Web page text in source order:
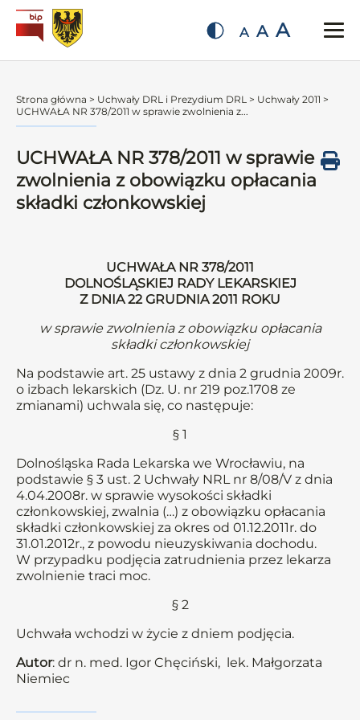
A A A
Strona główna > Uchwały DRL i Prezydium DRL > Uchwały 2011 >
UCHWAŁA NR 378/2011 w sprawie zwolnienia z...
UCHWAŁA NR 378/2011 w sprawie
zwolnienia z obowiązku opłacania
składki członkowskiej
UCHWAŁA NR 378/2011
DOLNOŚLĄSKIEJ RADY LEKARSKIEJ
Z DNIA 22 GRUDNIA 2011 ROKU
w sprawie zwolnienia z obowiązku opłacania
składki członkowskiej
Na podstawie art. 25 ustawy z dnia 2 grudnia 2009r.
o izbach lekarskich (Dz. U. nr 219 poz.1708 ze
zmianami) uchwala się, co następuje:
§ 1
Dolnośląska Rada Lekarska we Wrocławiu, na
podstawie § 3 ust. 2 Uchwały NRL nr 8/08/V z dnia
4.04.2008r. w sprawie wysokości składki
członkowskiej, zwalnia (…) z obowiązku opłacania
składki członkowskiej za okres od 01.12.2011r. do
31.01.2012r., z powodu nieuzyskiwania dochodu.
W przypadku podjęcia zatrudnienia przez lekarza
zwolnienie traci moc.
§ 2
Uchwała wchodzi w życie z dniem podjęcia.
Autor: dr n. med. Igor Chęciński, lek. Małgorzata
Niemiec